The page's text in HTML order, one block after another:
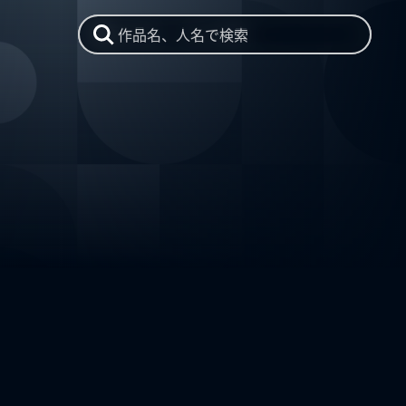
作品名、人名で検索